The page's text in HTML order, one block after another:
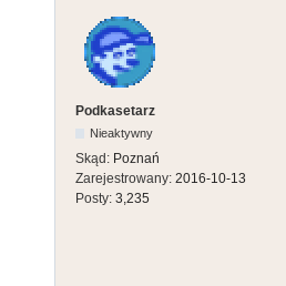
Podkasetarz
Nieaktywny
Skąd: Poznań
Zarejestrowany: 2016-10-13
Posty: 3,235